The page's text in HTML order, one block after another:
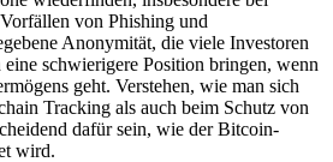
von Phishing und
Anonymität, die viele Investoren
eine schwierigere Position bringen, wenn
geht. Verstehen, wie man sich
Tracking als auch beim Schutz von
dafür sein, wie der Bitcoin-
wird.